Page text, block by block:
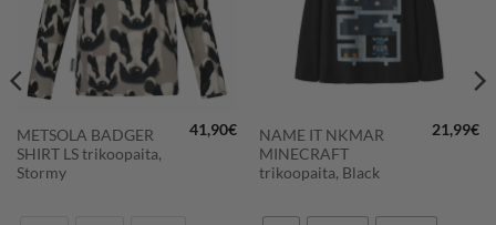
METSOLA BADGER
SHIRT LS trikoopaita,
Stormy
41,90€
NAME IT NKMAR
MINECRAFT
trikoopaita, Black
21,99€